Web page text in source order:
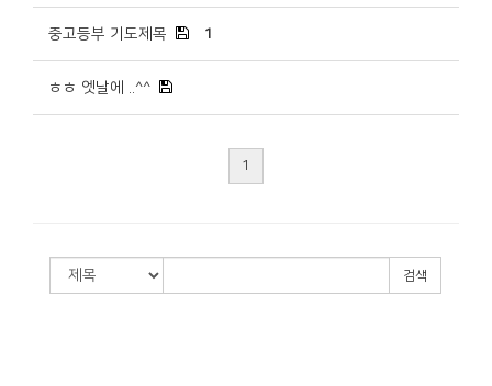
중고등부 기도제목 1
ㅎㅎ 엣날에 ..^^
1
검색